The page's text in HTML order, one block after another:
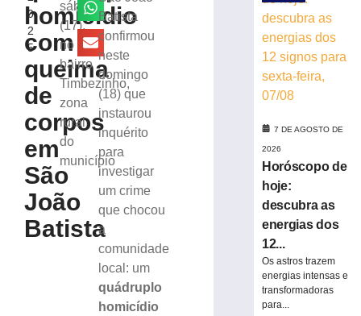
0
2
5
homicídio
com
queima
de
corpos
em
São
João
Batista
sábado
(17),
no
bairro
Timbezinho,
zona
rural
do
município
Batista
confirmou
neste
domingo
(18) que
instaurou
inquérito
para
investigar
um crime
que chocou
a
comunidade
local: um
quádruplo
homicídio
lavar
mobiliza
Bombeiros,
Brusque
agosto
Trabalhador
terceirizado
sofre
queda
7 DE AGOSTO DE
2026
Horóscopo de
hoje:
descubra as
energias dos
12...
Os astros trazem
energias intensas e
transformadoras
para...